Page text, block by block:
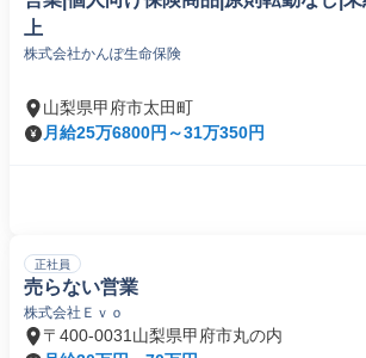
上
株式会社かんぽ生命保険
山梨県甲府市太田町
月給25万6800円～31万350円
正社員
売らない営業
株式会社Ｅｖｏ
〒400-0031山梨県甲府市丸の内